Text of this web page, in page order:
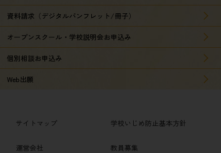
資料請求（デジタルパンフレット/冊子）
オープンスクール・学校説明会お申込み
個別相談お申込み
Web出願
サイトマップ
運営会社
学校いじめ防止基本方針
教員募集